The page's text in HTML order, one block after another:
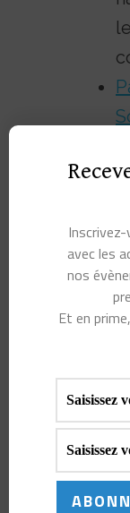
Parfaits pour
bordures… et
Avec sa
Que tu sois
Prêt à créer
Catona ?
accessoires
avec les
nos
Et en